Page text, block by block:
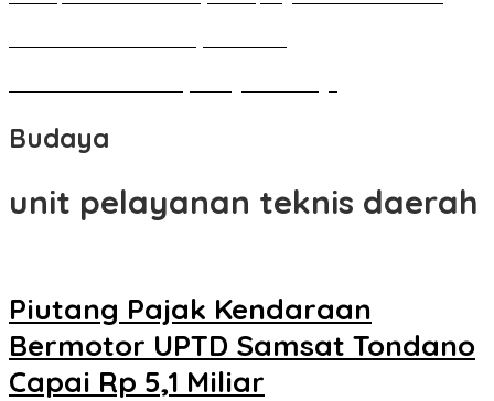
Budaya
unit pelayanan teknis daerah
Piutang Pajak Kendaraan
Bermotor UPTD Samsat Tondano
Capai Rp 5,1 Miliar